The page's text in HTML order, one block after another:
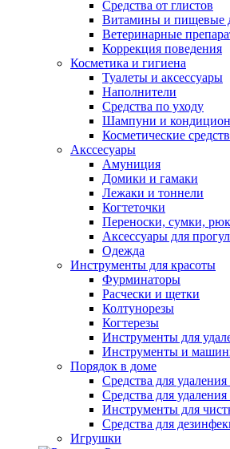
Средства от глистов
Витамины и пищевые
Ветеринарные
Коррекция поведения
Косметика и гигиена
Туалеты и аксессуары
Наполнители
Средства по уходу
Шампуни и
Косметические
Акссесуары
Амуниция
Домики и гамаки
Лежаки и тоннели
Когтеточки
Переноски, сумки,
Аксессуары для
Одежда
Инструменты для красоты
Фурминаторы
Расчески и щетки
Колтунорезы
Когтерезы
Инструменты для
Инструменты и
Порядок в доме
Средства для удаления
Средства для удаления
Инструменты для
Средства для
Игрушки